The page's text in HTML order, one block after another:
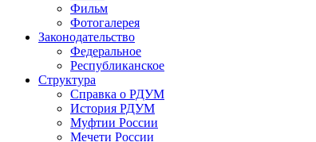
Фильм
Фотогалерея
Законодательство
Федеральное
Республиканское
Структура
Справка о РДУМ
История РДУМ
Муфтии России
Мечети России